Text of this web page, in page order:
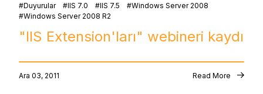
Duyurular IIS 7.0 IIS 7.5
Windows Server 2008
Windows Server 2008 R2
"IIS Extension'ları" webineri kaydı
Ara 03, 2011 Read More